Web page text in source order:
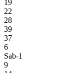
19
22
28
39
37
6
Sab-1
9